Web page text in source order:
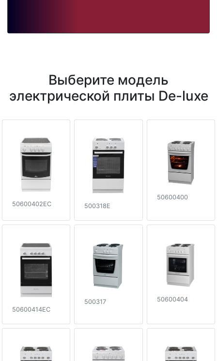
Выберите модель
электрической плиты De-luxe
50600402EC 500318E
50600400
50600414EC
500317 50600404